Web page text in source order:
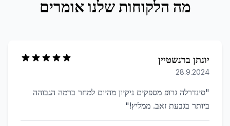
מה הלקוחות שלנו אומרים
יונתן ברנשטיין
28.9.2024
"סינדרלה גרופ מספקים ניקיון מהיום למחר ברמה הגבוהה
ביותר בגבעת זאב. ממליץ!"